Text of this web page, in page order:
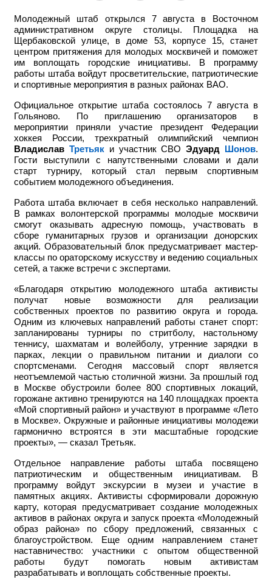
Молодежный штаб открылся 7 августа в Восточном
административном округе столицы. Площадка на
Щербаковской улице, в доме 53, корпусе 15, станет
центром притяжения для молодых москвичей и поможет
им воплощать городские инициативы. В программу
работы штаба войдут просветительские, патриотические
и спортивные мероприятия в разных районах ВАО.
Официальное открытие штаба состоялось 7 августа в
Гольяново. По приглашению организаторов в
мероприятии приняли участие
президент Федерации
хоккея России, трехкратный олимпийский чемпион
Владислав Третьяки участник СВО Эдуард Шонов.
Гости выступили с напутственными словами и дали
старт турниру, который стал первым спортивным
событием молодежного объединения.
Работа штаба включает в себя несколько направлений.
В рамках волонтерской программы молодые москвичи
смогут оказывать адресную помощь, участвовать в
сборе гуманитарных грузов и организации донорских
акций. Образовательный блок предусматривает мастер-
классы по ораторскому искусству и ведению социальных
сетей, а также встречи с экспертами.
«Благодаря открытию молодежного штаба активисты
получат новые возможности для реализации
собственных проектов по развитию округа и города.
Одним из ключевых направлений работы станет спорт:
запланированы турниры по стритболу, настольному
теннису, шахматам и волейболу, утренние зарядки в
парках, лекции о правильном питании и диалоги со
спортсменами. Сегодня массовый спорт является
неотъемлемой частью столичной жизни. За прошлый год
в Москве обустроили более 800 спортивных локаций,
горожане активно тренируются на 140 площадках проекта
«Мой спортивный район» и участвуют в программе «Лето
в Москве». Окружные и районные инициативы молодежи
гармонично встроятся в эти масштабные городские
проекты», — сказал Третьяк.
Отдельное направление работы штаба посвящено
патриотическим и общественным инициативам. В
программу войдут экскурсии в музеи и участие в
памятных акциях. Активисты сформировали дорожную
карту, которая предусматривает создание молодежных
активов в районах округа и запуск проекта «Молодежный
образ района» по сбору предложений, связанных с
благоустройством. Еще одним направлением станет
наставничество: участники с опытом общественной
работы будут помогать новым активистам
разрабатывать и воплощать собственные проекты.